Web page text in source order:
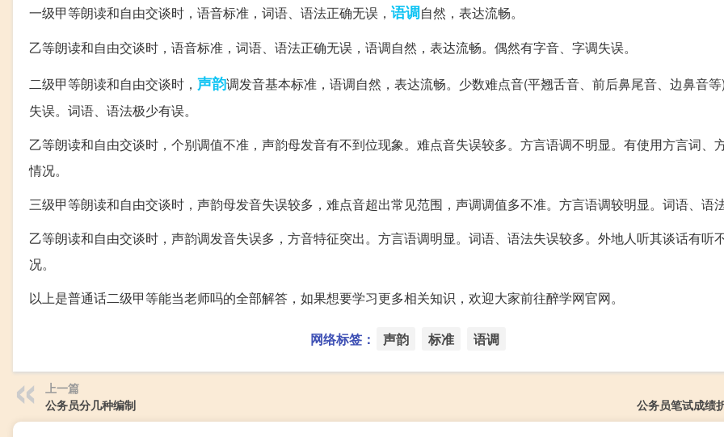
一级甲等朗读和自由交谈时，语音标准，词语、语法正确无误， 语调自然，表达流畅。
乙等朗读和自由交谈时，语音标准，词语、语法正确无误，语调自然，表达流畅。偶然有字音、字调失误。
二级甲等朗读和自由交谈时， 声韵调发音基本标准，语调自然，表达流畅。少数难点音(平翘舌音、前后鼻尾音、边鼻音
失误。词语、语法极少有误。
乙等朗读和自由交谈时，个别调值不准，声韵母发音有不到位现象。难点音失误较多。方言语调不明显。有使用方言词、
情况。
三级甲等朗读和自由交谈时，声韵母发音失误较多，难点音超出常见范围，声调调值多不准。方言语调较明显。词语、语
乙等朗读和自由交谈时，声韵调发音失误多，方音特征突出。方言语调明显。词语、语法失误较多。外地人听其谈话有听
况。
以上是普通话二级甲等能当老师吗的全部解答，如果想要学习更多相关知识，欢迎大家前往醉学网官网。
网络标签： 声韵 标准 语调
上一篇
公务员分几种编制
公务员笔试成绩